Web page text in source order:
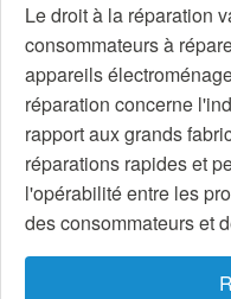
Le droit à la réparation
consommateurs à
appareils
réparation concerne
rapport aux grands
réparations rapides et
l'opérabilité entre les
des consommateurs et